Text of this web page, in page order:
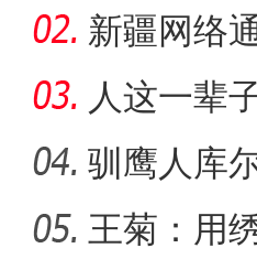
龙
战
新疆网络
距离
人这一辈
驯鹰人库
王菊：用